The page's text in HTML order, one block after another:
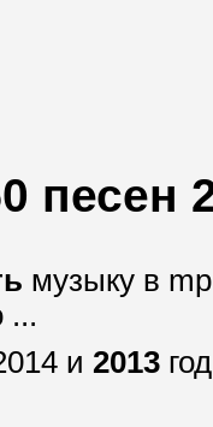
песен
музыку в
...
и 2013